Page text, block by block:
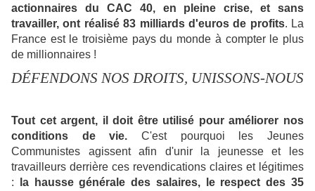
actionnaires du CAC 40, en pleine crise, et
sans
travailler, ont réalisé 83 milliards d'euros de profits. La
France est le troisième pays du monde à compter le plus
de millionnaires !
DÉFENDONS NOS DROITS, UNISSONS-NOUS
Tout cet argent, il doit être utilisé pour améliorer nos
conditions de vie.
C'est pourquoi les Jeunes
Communistes agissent
afin d'unir la jeunesse et les
travailleurs derrière ces revendications claires et légitimes
:
la hausse générale des salaires, le respect des 35